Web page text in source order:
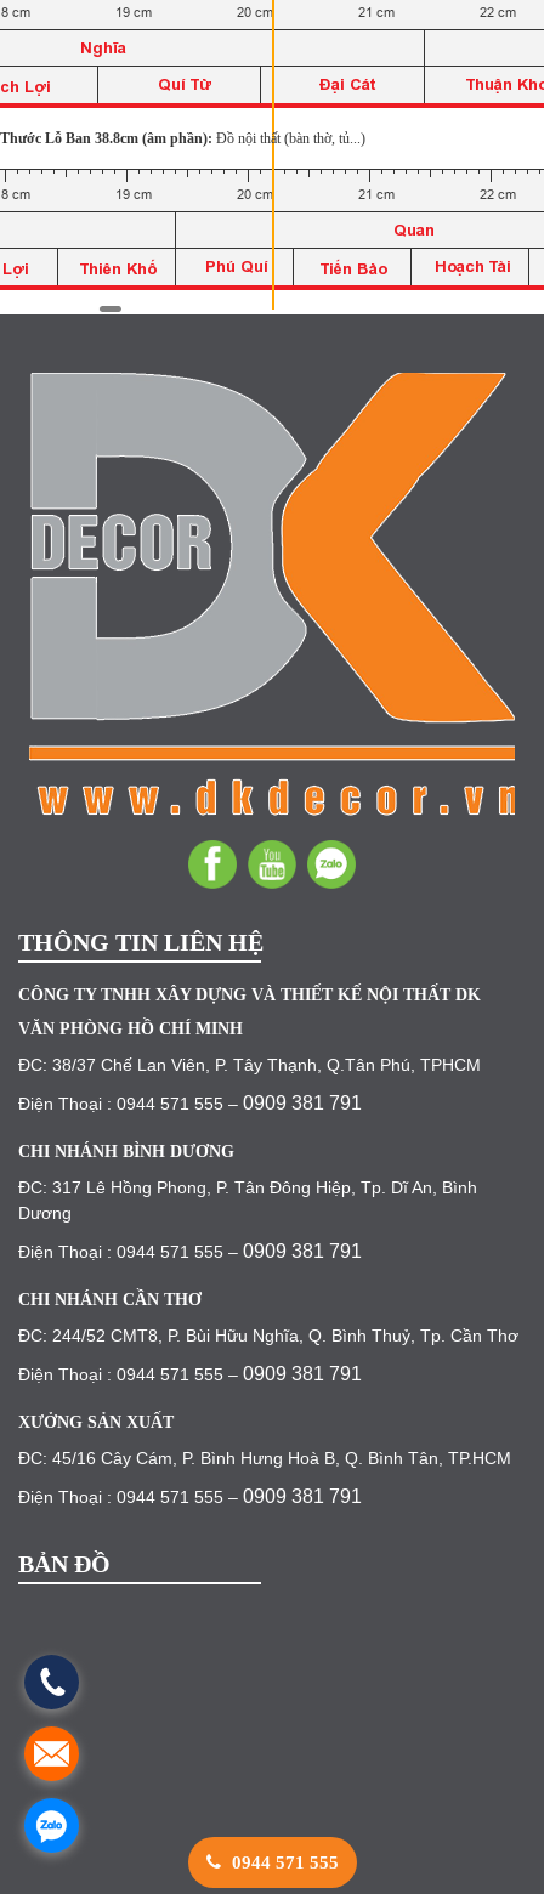
Thước Lỗ Ban 38.8cm (âm phần): Đồ nội thất (bàn thờ, tủ...)
THÔNG TIN LIÊN HỆ
CÔNG TY TNHH XÂY DỰNG VÀ THIẾT KẾ NỘI THẤT DK
VĂN PHÒNG HỒ CHÍ MINH
ĐC: 38/37 Chế Lan Viên, P. Tây Thạnh, Q.Tân Phú, TPHCM
Điện Thoại : 0944 571 555 – 0909 381 791
CHI NHÁNH BÌNH DƯƠNG
ĐC: 317 Lê Hồng Phong, P. Tân Đông Hiệp, Tp. Dĩ An, Bình
Dương
Điện Thoại : 0944 571 555 – 0909 381 791
CHI NHÁNH CẦN THƠ
ĐC: 244/52 CMT8, P. Bùi Hữu Nghĩa, Q. Bình Thuỷ, Tp. Cần Thơ
Điện Thoại : 0944 571 555 – 0909 381 791
XƯỞNG SẢN XUẤT
ĐC: 45/16 Cây Cám, P. Bình Hưng Hoà B, Q. Bình Tân, TP.HCM
Điện Thoại : 0944 571 555 – 0909 381 791
BẢN ĐỒ
0944 571 555